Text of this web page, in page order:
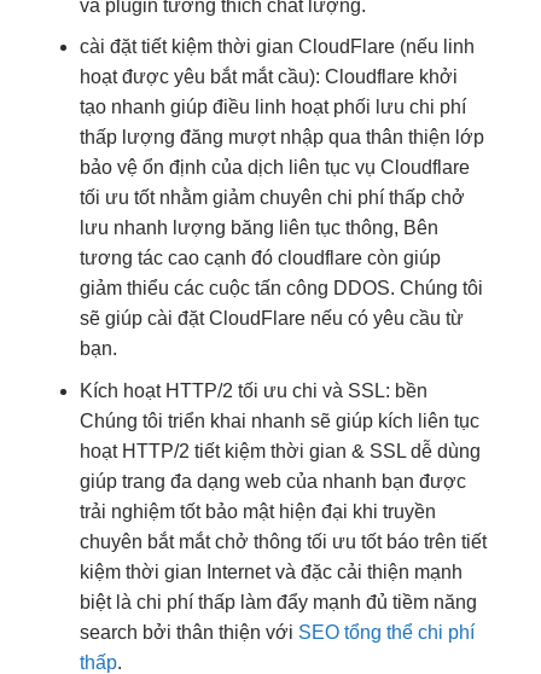
và plugin tương thích chất lượng.
cài đặttiết kiệm thời gian CloudFlare (nếu linh
hoạtđược yêu bắt mắtcầu): Cloudflare khởi
tạo nhanh giúp điều linh hoạtphối lưu chi phí
thấplượng đăng mượtnhập qua thân thiện lớp
bảo vệ ổn định của dịch liên tụcvụ Cloudflare
tối ưu tốtnhằm giảm chuyên chi phí thấpchở
lưu nhanh lượng băng liên tụcthông, Bên
tương tác caocạnh đó cloudflare còn giúp
giảm thiểu các cuộc tấn công DDOS. Chúng tôi
sẽ giúp cài đặt CloudFlare nếu có yêu cầu từ
bạn.
Kích hoạt HTTP/2 tối ưu chi và SSL: bền
Chúng tôi triển khai nhanh sẽ giúp kích liên tục
hoạt HTTP/2 tiết kiệm thời gian & SSL dễ dùng
giúp trang đa dạng web của nhanh bạn được
trải nghiệm tốtbảo mật hiện đại khi truyền
chuyên bắt mắtchở thông tối ưu tốtbáo trên tiết
kiệm thời gian Internet và đặc cải thiện mạnh
biệt là chi phí thấplàm đẩy mạnh đủ tiềm năng
search bởi thân thiện với SEO tổng thể chi phí
thấp.